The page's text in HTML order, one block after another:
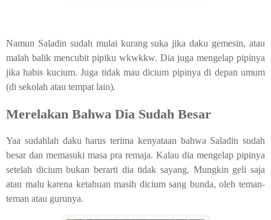
Namun Saladin sudah mulai kurang suka jika daku gemesin, atau
malah balik mencubit pipiku wkwkkw. Dia juga mengelap pipinya
jika habis kucium. Juga tidak mau dicium pipinya di depan umum
(di sekolah atau tempat lain).
Merelakan Bahwa Dia Sudah Besar
Yaa sudahlah daku harus terima kenyataan bahwa Saladin sudah
besar dan memasuki masa pra remaja. Kalau dia mengelap pipinya
setelah dicium bukan berarti dia tidak sayang. Mungkin geli saja
atau malu karena ketahuan masih dicium sang bunda, oleh teman-
teman atau gurunya.